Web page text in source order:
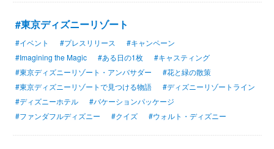
#東京ディズニーリゾート
#イベント #プレスリリース
#キャンペーン
#Imagining the Magic
#ある日の1枚
#キャスティング
#東京ディズニーリゾート・アンバサダー
#花と緑の散策
#東京ディズニーリゾートで見つける物語
#ディズニーリゾートライン
#ディズニーホテル
#バケーションパッケージ
#ファンダフルディズニー
#クイズ #ウォルト・ディズニー